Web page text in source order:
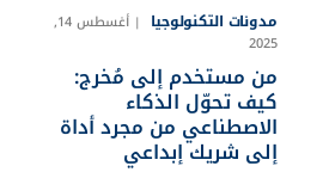
مدونات التكنولوجيا
أغسطس 14,
2025
من مستخدم إلى مُخرج:
كيف تحوّل الذكاء
الاصطناعي من مجرد أداة
إلى شريك إبداعي